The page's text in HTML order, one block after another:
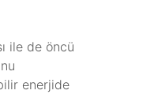
ile de öncü
enerjide